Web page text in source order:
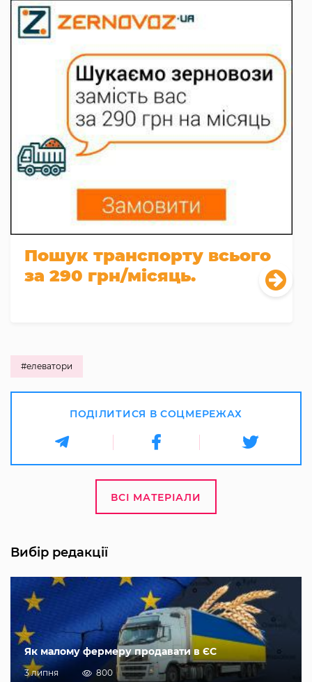
Пошук транспорту всього
за 290 грн/місяць.
#елеватори
ПОДІЛИТИСЯ В СОЦМЕРЕЖАХ
ВСІ МАТЕРІАЛИ
Вибір редакції
Як малому фермеру продавати в ЄС
3 липня 800